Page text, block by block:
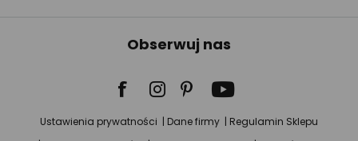
Obserwuj nas
Ustawienia prywatności Dane firmy
Regulamin Sklepu